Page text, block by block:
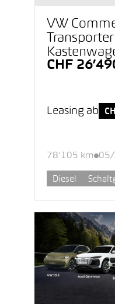
VW
CHF
Leasing ab
78’105 km
Diesel